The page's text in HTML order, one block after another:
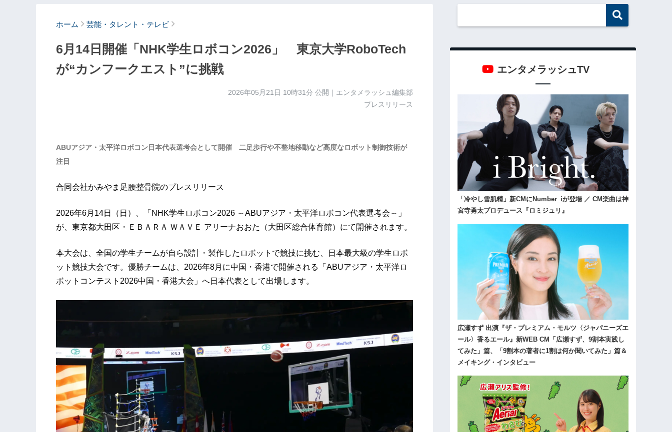
ホーム 芸能・タレント・テレビ
6月14日開催「NHK学生ロボコン2026」 東京大学RoboTech
が“カンフークエスト”に挑戦
2026年05月21日 10時31分 公開｜エンタメラッシュ編集部
プレスリリース
ABUアジア・太平洋ロボコン日本代表選考会として開催 二足歩行や不整地移動など高度なロボット制御技術が
注目
合同会社かみやま足腰整骨院のプレスリリース
2026年6月14日（日）、「NHK学生ロボコン2026 ～ABUアジア・太平洋ロボコン代表選考会～」
が、東京都大田区・ＥＢＡＲＡ ＷＡＶＥ アリーナおおた（大田区総合体育館）にて開催されます。
本大会は、全国の学生チームが自ら設計・製作したロボットで競技に挑む、日本最大級の学生ロボ
ット競技大会です。優勝チームは、2026年8月に中国・香港で開催される「ABUアジア・太平洋ロ
ボットコンテスト2026中国・香港大会」へ日本代表として出場します。
エンタメラッシュTV
「冷やし雪肌精」新CMにNumber_iが登場 ／ CM楽曲は神
宮寺勇太プロデュース『ロミジュリ』
広瀬すず 出演『ザ・プレミアム・モルツ〈ジャパニーズエ
ール〉香るエール』新WEB CM「広瀬すず、9割本実践し
てみた」篇、「9割本の著者に1割は何か聞いてみた」篇＆
メイキング・インタビュー